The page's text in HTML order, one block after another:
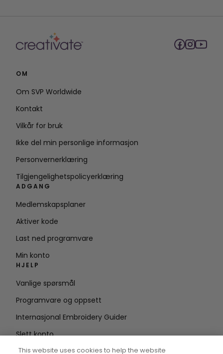
OM
Om SVP Worldwide
Kontakt
Vilkår for bruk
Ikke del min personlige informasjon
Personvernerklæring
Tilgjengelighetspolicyerklæring
ADGANG
Medlemskapsplaner
Aktiver kode
Last ned programvare
Min konto
HJELP
Vanlige spørsmål
Programvare og oppsett
Internasjonal Embroidery Guider
Slett konto
This website uses cookies to help the website